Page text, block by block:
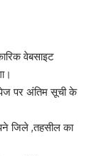
वेबसाइट
पर अंतिम सूची के
जिले ,तहसील का